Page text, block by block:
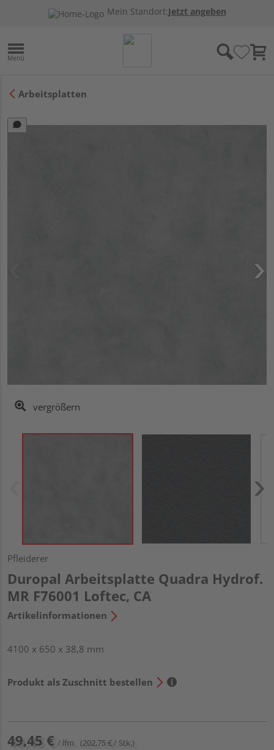
Mein Standort:Jetzt angeben
Arbeitsplatten
vergrößern
Pfleiderer
Duropal Arbeitsplatte Quadra Hydrof.
MR F76001 Loftec, CA
Artikelinformationen
4100 x 650 x 38,8 mm
Produkt als Zuschnitt bestellen
49,45 € / lfm (202,75 € / Stk.)